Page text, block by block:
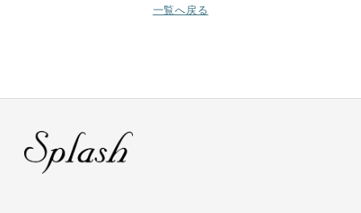
一覧へ戻る